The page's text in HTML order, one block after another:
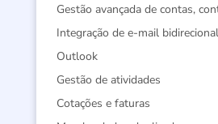
Gestão avançada de contas,
Integração de e-mail
Outlook
Gestão de atividades
Cotações e faturas